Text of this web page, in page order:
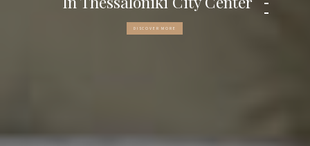
DISCOVER MORE